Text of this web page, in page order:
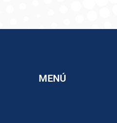
MENÚ